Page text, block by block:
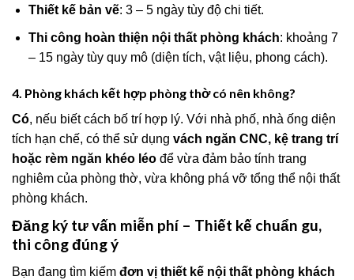
Thiết kế bản vẽ: 3 – 5 ngày tùy độ chi tiết.
Thi công hoàn thiện nội thất phòng khách: khoảng 7
– 15 ngày tùy quy mô (diện tích, vật liệu, phong cách).
4. Phòng khách kết hợp phòng thờ có nên không?
Có, nếu biết cách bố trí hợp lý. Với nhà phố, nhà ống diện
tích hạn chế, có thể sử dụng vách ngăn CNC, kệ trang trí
hoặc rèm ngăn khéo léo để vừa đảm bảo tính trang
nghiêm của phòng thờ, vừa không phá vỡ tổng thể nội thất
phòng khách.
Đăng ký tư vấn miễn phí – Thiết kế chuẩn gu,
thi công đúng ý
Bạn đang tìm kiếm đơn vị thiết kế nội thất phòng khách